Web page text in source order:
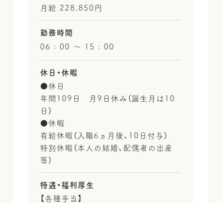
月給 228,850円
勤務時間
06 : 00 〜 15 : 00
休日・休暇
●休日
年間109日 月9日休み（誕生月は10
日）
●休暇
有給休暇（入職6ヵ月後、10日付与）
特別休暇（本人の結婚、配偶者の出産
等）
待遇・福利厚生
【各種手当】